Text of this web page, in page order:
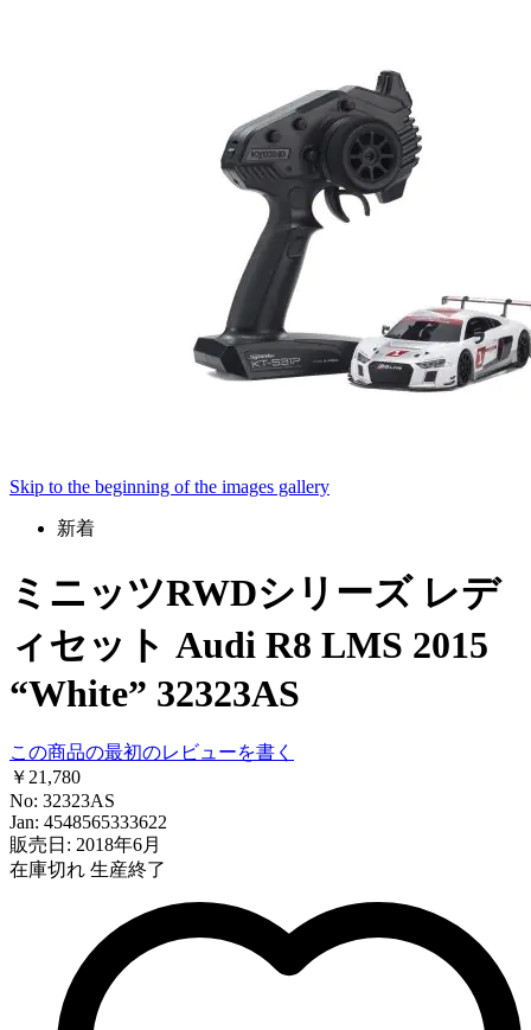
Skip to the beginning of the images gallery
新着
ミニッツRWDシリーズ レデ
ィセット Audi R8 LMS 2015
“White” 32323AS
この商品の最初のレビューを書く
￥21,780
No: 32323AS
Jan: 4548565333622
販売日: 2018年6月
在庫切れ 生産終了